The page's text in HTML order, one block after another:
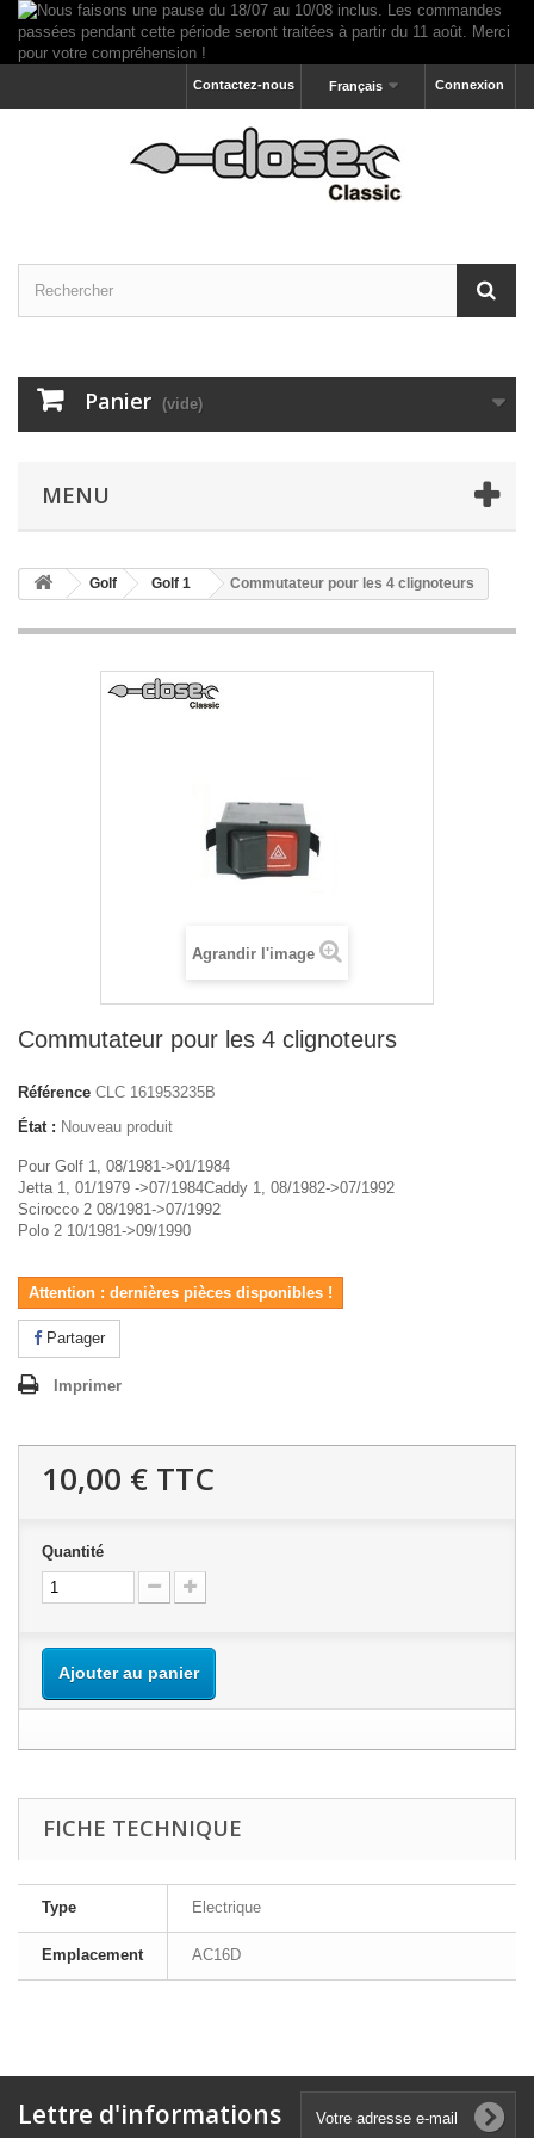
Connexion
Français
Contactez-nous
Panier (vide)
MENU
Golf Golf 1 Commutateur pour les 4 clignoteurs
Agrandir l'image
Commutateur pour les 4 clignoteurs
Référence CLC 161953235B
État : Nouveau produit
Pour Golf 1, 08/1981->01/1984
Jetta 1, 01/1979 ->07/1984Caddy 1, 08/1982->07/1992
Scirocco 2 08/1981->07/1992
Polo 2 10/1981->09/1990
Attention : dernières pièces disponibles !
Partager
Imprimer
10,00 € TTC
Quantité
Ajouter au panier
FICHE TECHNIQUE
Type Electrique
Emplacement AC16D
Lettre d'informations